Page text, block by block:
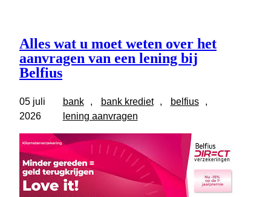
Alles wat u moet weten over het
aanvragen van een lening bij
Belfius
05 juli
2026
bank , bank krediet , belfius
lening aanvragen